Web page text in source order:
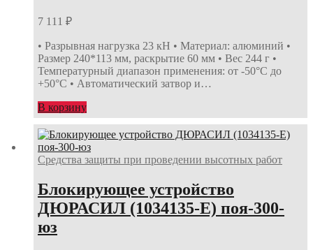
7 111 ₽
• Разрывная нагрузка 23 кН • Материал: алюминий •
Размер 240*113 мм, раскрытие 60 мм • Вес 244 г •
Температурный диапазон применения: от -50°С до
+50°С • Автоматический затвор и…
В корзину
Средства защиты при проведении высотных работ
Блокирующее устройство
ДЮРАСИЛ (1034135-E) поя-300-
юз